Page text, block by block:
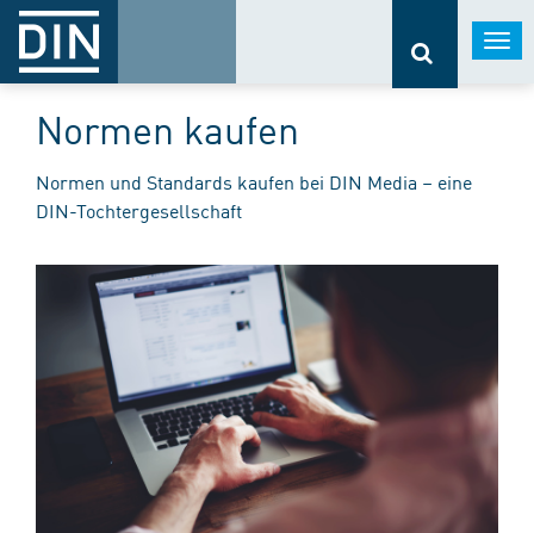
Normen kaufen
Normen und Standards kaufen bei DIN Media – eine
DIN-Tochtergesellschaft